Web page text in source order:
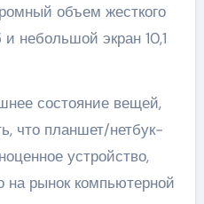
объем жесткого
небольшой экран 10,1
состояние вещей,
что планшет/нетбук-
устройство,
на рынок компьютерной